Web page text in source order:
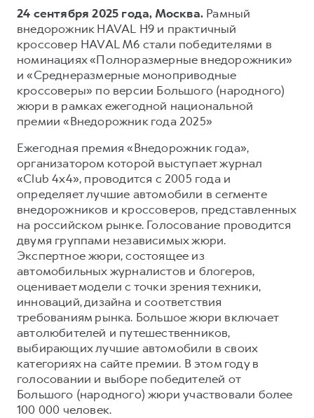
Для малого бизнеса
Корпоративным клиентам
Крупным корпоративным клиентам
Система управления автопарком
Сервис для корпоративных клиентов
HAVAL Лизинг
АКСЕССУАРЫ HAVAL
Автомобильные аксессуары
Коллекция PRO
Коллекция Базовая
Коллекция Детская
Гарантия HAVAL
Мобильное приложение GWM
Программа «HAVAL Защита+»
Руководства по эксплуатации
Подписки
Автомобильные аксессуары
Коллекция PRO
Коллекция Базовая
Коллекция Детская
24 сентября 2025 года, Москва. Рамный
внедорожник HAVAL H9 и практичный
кроссовер HAVAL M6 стали победителями в
номинациях «Полноразмерные внедорожники»
и «Среднеразмерные моноприводные
кроссоверы» по версии Большого (народного)
жюри в рамках ежегодной национальной
премии «Внедорожник года 2025»
Ежегодная премия «Внедорожник года»,
организатором которой выступает журнал
«Club 4x4», проводится с 2005 года и
определяет лучшие автомобили в сегменте
внедорожников и кроссоверов, представленных
на российском рынке. Голосование проводится
двумя группами независимых жюри.
Экспертное жюри, состоящее из
автомобильных журналистов и блогеров,
оценивает модели с точки зрения техники,
инноваций, дизайна и соответствия
требованиям рынка. Большое жюри включает
автолюбителей и путешественников,
выбирающих лучшие автомобили в своих
категориях на сайте премии. В этом году в
голосовании и выборе победителей от
Большого (народного) жюри участвовали более
100 000 человек.